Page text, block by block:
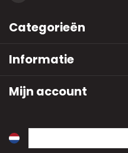
Categorieën
Informatie
Mijn account